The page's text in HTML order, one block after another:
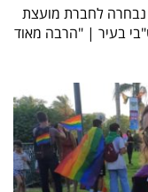
נבחרה לחברת מועצת
בעיר | "הרבה מאוד